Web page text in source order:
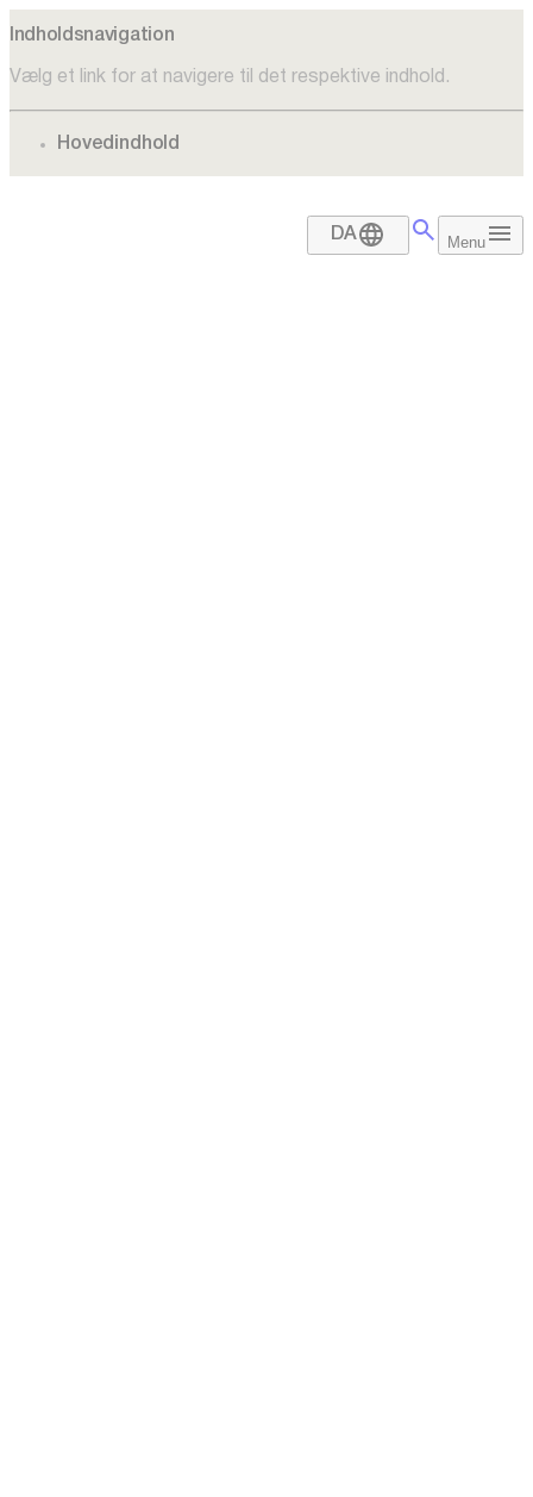
Indholdsnavigation
Vælg et link for at navigere til det respektive indhold.
gå til
Hovedindhold
DA Menu